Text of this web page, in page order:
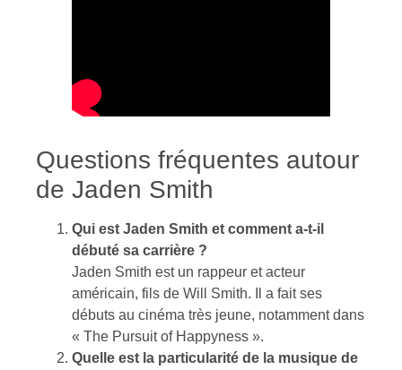
Questions fréquentes autour
de Jaden Smith
Qui est Jaden Smith et comment a-t-il
débuté sa carrière ?
Jaden Smith est un rappeur et acteur
américain, fils de Will Smith. Il a fait ses
débuts au cinéma très jeune, notamment dans
« The Pursuit of Happyness ».
Quelle est la particularité de la musique de